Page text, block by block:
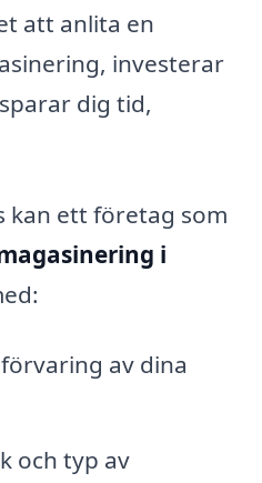
att anlita en
investerar
dig tid,
kan ett företag som
i
av dina
och typ av